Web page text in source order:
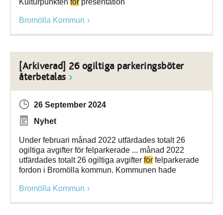
Kulturpunkten för presentation
Bromölla Kommun
[Arkiverad] 26 ogiltiga parkeringsböter
återbetalas
26 September 2024
Nyhet
Under februari månad 2022 utfärdades totalt 26
ogiltiga avgifter för felparkerade ... månad 2022
utfärdades totalt 26 ogiltiga avgifter för felparkerade
fordon i Bromölla kommun. Kommunen hade
Bromölla Kommun